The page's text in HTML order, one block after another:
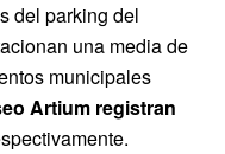
del parking del
una media de
municipales
Artium registran